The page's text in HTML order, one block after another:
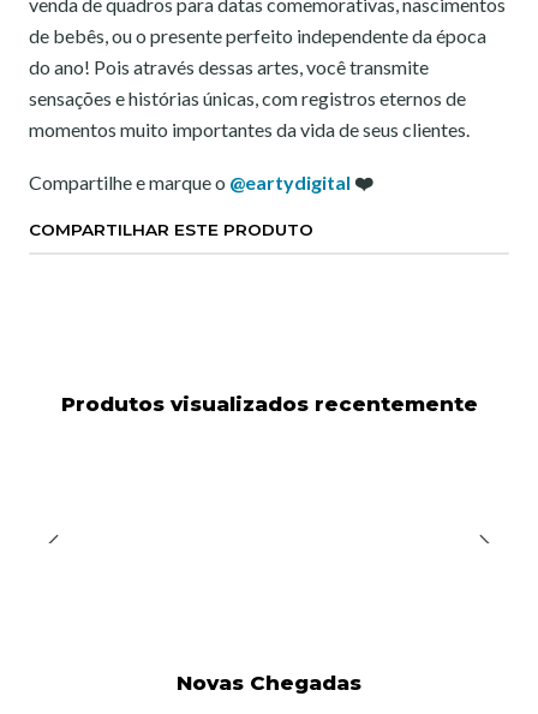
de bebês, ou o presente perfeito independente da época
do ano! Pois através dessas artes, você transmite
sensações e histórias únicas, com registros eternos de
momentos muito importantes da vida de seus clientes.
Compartilhe e marque o @eartydigital ❤️
COMPARTILHAR ESTE PRODUTO
Produtos visualizados recentemente
Novas Chegadas